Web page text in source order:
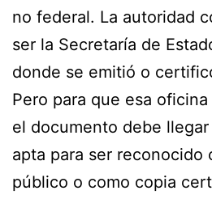
no federal. La autoridad
ser la Secretaría de
donde se emitió o
Pero para que esa
el documento debe
apta para ser reconocido
público o como copia